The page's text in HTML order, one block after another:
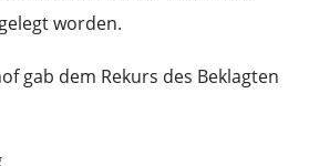
worden.
gab dem Rekurs des Beklagten